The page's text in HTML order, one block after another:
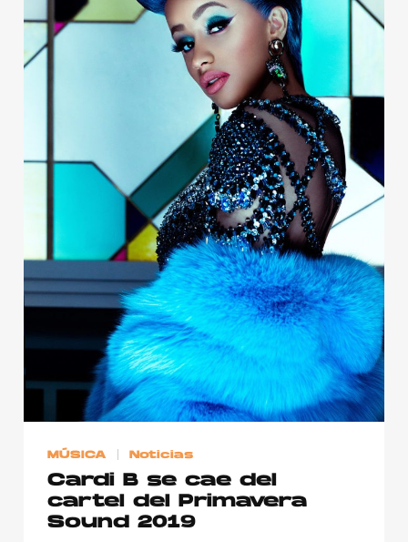
MÚSICA Noticias
Cardi B se cae del
cartel del Primavera
Sound 2019